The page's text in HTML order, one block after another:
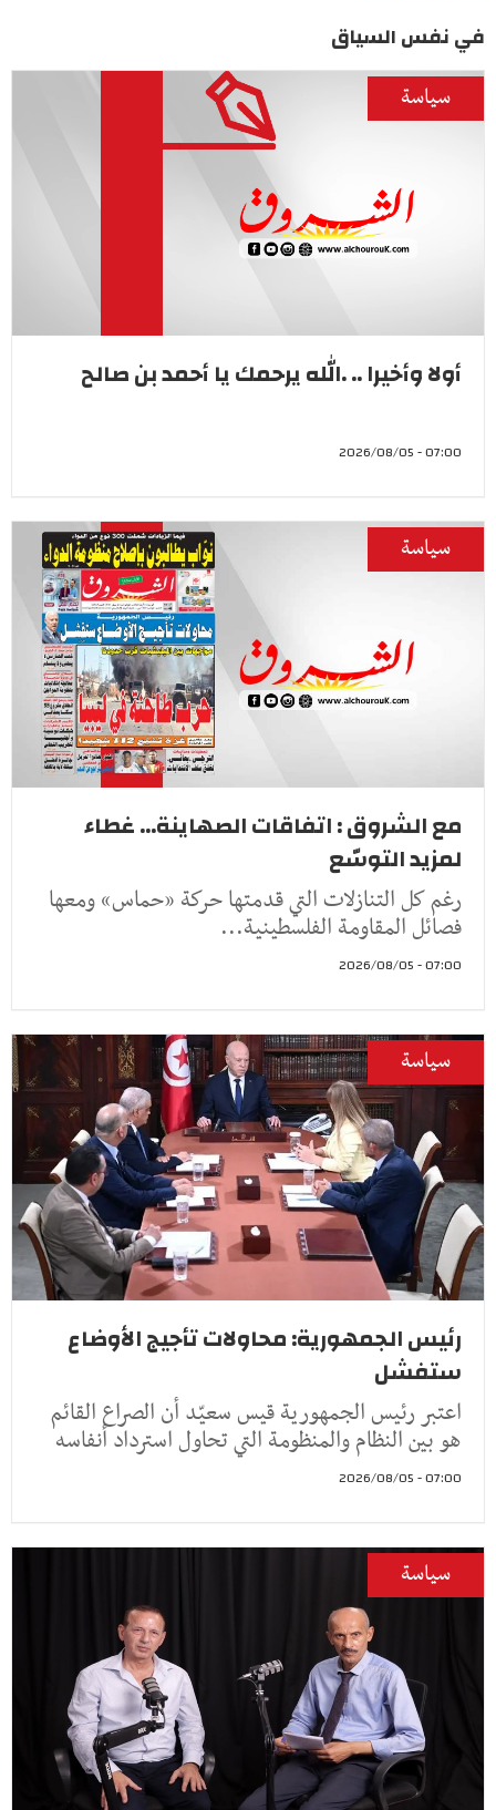
في نفس السياق
سياسة
أولا وأخيرا .. .الله يرحمك يا أحمد بن صالح
07:00 - 2026/08/05
سياسة
مع الشروق : اتفاقات الصهاينة... غطاء
لمزيد التوسّع
رغم كل التنازلات التي قدمتها حركة «حماس» ومعها
فصائل المقاومة الفلسطينية...
07:00 - 2026/08/05
سياسة
رئيس الجمهورية: محاولات تأجيج الأوضاع
ستفشل
اعتبر رئيس الجمهورية قيس سعيّد أن الصراع القائم
هو بين النظام والمنظومة التي تحاول استرداد أنفاسه
07:00 - 2026/08/05
سياسة